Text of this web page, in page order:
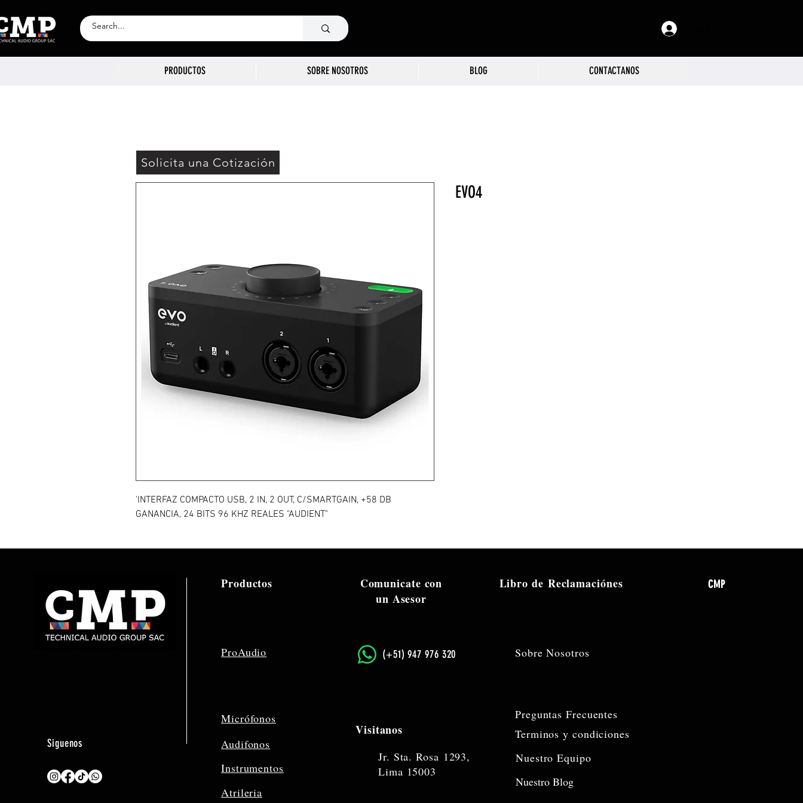
PRODUCTOS SOBRE NOSOTROS BLOG CONTACTANOS
'INTERFAZ COMPACTO USB, 2 IN, 2 OUT, C/SMARTGAIN, +58 DB
GANANCIA, 24 BITS 96 KHZ REALES "AUDIENT"
EVO4
Solicita una Cotización
Siguenos
Productos
ProAudio
Micrófonos
Audifonos
Instrumentos
Atrileria
Comunicate con
un Asesor
Libro de Reclamaciónes CMP
​(+51) 947 976 320 Sobre Nosotros
Preguntas Frecuentes
Visitanos
Jr. Sta. Rosa 1293,
Lima 15003
Terminos y condiciones
Nuestro Equipo
Nuestro Blog